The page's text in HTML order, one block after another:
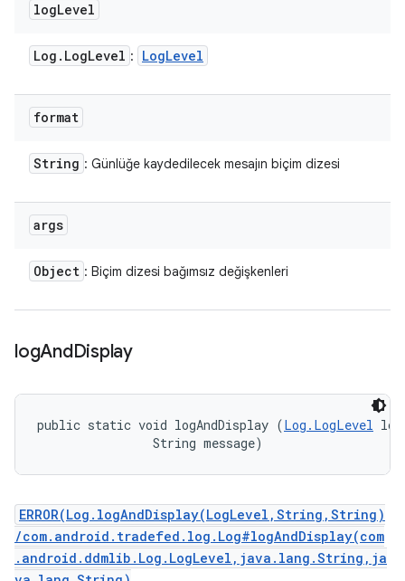
logLevel
Log . LogLevel : LogLevel
format
String : Günlüğe kaydedilecek mesajın biçim dizesi
args
Object : Biçim dizesi bağımsız değişkenleri
logAndDisplay
public static void logAndDisplay (Log.LogLevel
                String message)
ERROR(Log.logAndDisplay(LogLevel,String,String)
/com.android.tradefed.log.Log#logAndDisplay(com
.android.ddmlib.Log.LogLevel,java.lang.String,ja